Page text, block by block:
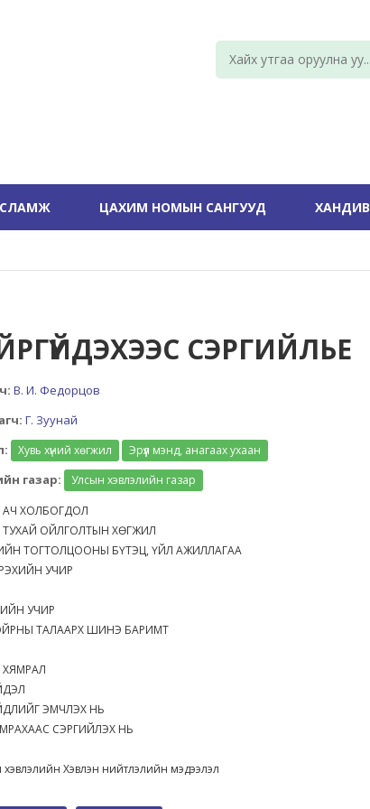
ЦАХИМ НОМЫН САНГУУД ХАНДИВ
СЭРГИЙЛЬЕ
В. И. Федорцов
Г. Зуунай
Хувь хүний хөгжил Эрүүл мэнд, анагаах ухаан
газар:
Улсын хэвлэлийн газар
ХОЛБОГДОЛ
ОЙЛГОЛТЫН ХӨГЖИЛ
ТОГТОЛЦООНЫ БҮТЭЦ, ҮЙЛ АЖИЛЛАГАА
УЧИР
УЧИР
ТАЛААРХ ШИНЭ БАРИМТ
ЭМЧЛЭХ НЬ
СЭРГИЙЛЭХ НЬ
Хэвлэн нийтлэлийн мэдээлэл